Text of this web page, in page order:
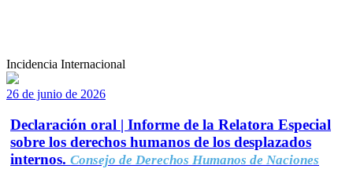
Incidencia Internacional
26 de junio de 2026
Declaración oral | Informe de la Relatora Especial
sobre los derechos humanos de los desplazados
internos. Consejo de Derechos Humanos de Naciones